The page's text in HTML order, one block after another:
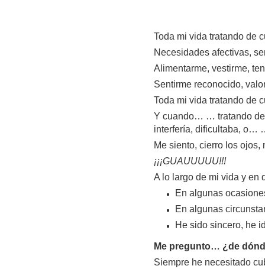
Toda mi vida tratando de
Necesidades afectivas,
Alimentarme, vestirme,
Sentirme reconocido,
Toda mi vida tratando de
Y cuando… … tratando de
interfería, dificultaba, o…
Me siento, cierro los ojos,
¡¡¡GUAUUUUU!!!
A lo largo de mi vida y en
En algunas
En algunas
He sido sincero, he
Me pregunto… ¿de
Siempre he necesitado